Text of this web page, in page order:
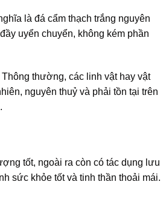
là đá cẩm thạch trắng nguyên
uyển chuyển, không kém phần
thường, các linh vật hay vật
nguyên thuỷ và phải tồn tại trên
tốt, ngoài ra còn có tác dụng lưu
sức khỏe tốt và tinh thần thoải mái.